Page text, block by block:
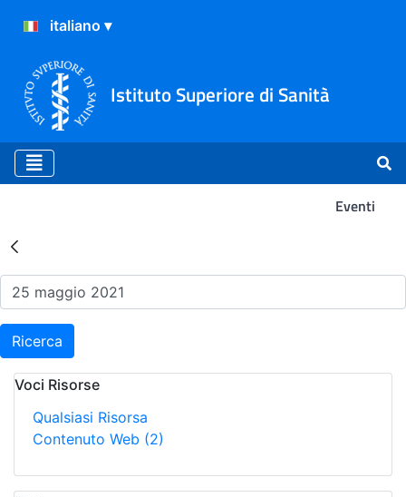
Istituto Superiore di Sanità
Eventi
Risultati della Ricerca -
Ricerca
Voci Risorse
Qualsiasi Risorsa
Contenuto Web (2)